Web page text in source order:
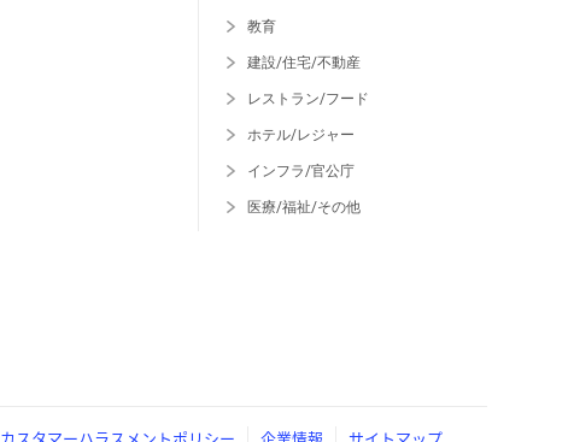
教育
建設/住宅/不動産
レストラン/フード
ホテル/レジャー
インフラ/官公庁
医療/福祉/その他